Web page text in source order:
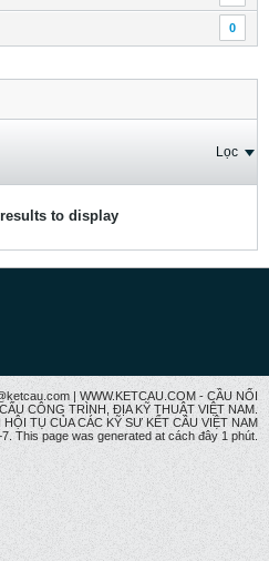
0
Lọc
to display
| WWW.KETCAU.COM - CẦU NỐI
CÔNG TRÌNH, ĐỊA KỸ THUẬT VIỆT NAM.
TỤ CỦA CÁC KỸ SƯ KẾT CÂU VIỆT NAM
This page was generated at cách đây 1 phút.